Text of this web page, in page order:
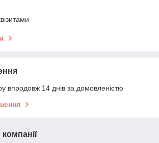
впродовж 14 днів за домовленістю